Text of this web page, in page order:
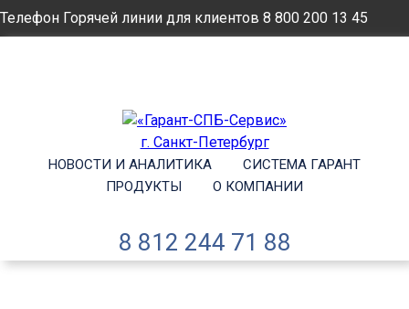
Телефон Горячей линии для клиентов 8 800 200 13 45
НОВОСТИ И АНАЛИТИКА
СИСТЕМА ГАРАНТ
ПРОДУКТЫ
О КОМПАНИИ
8 812 244 71 88